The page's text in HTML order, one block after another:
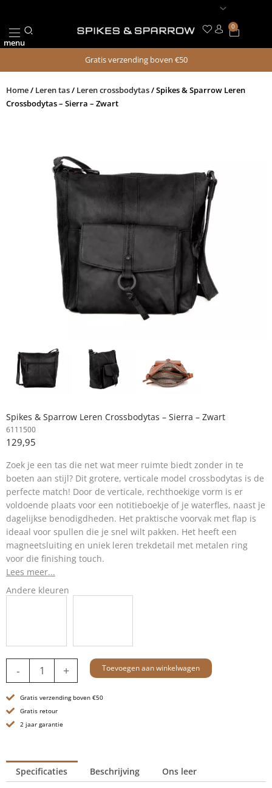
de
inhoud
menu
0
Gratis verzending boven €50
Home/ Leren tas/ Leren crossbodytas/ Spikes & Sparrow Leren
Crossbodytas – Sierra – Zwart
Spikes & Sparrow Leren Crossbodytas – Sierra – Zwart
6111500
129,95
Zoek je een tas die net wat meer ruimte biedt zonder in te
boeten aan stijl? Dit grotere, verticale model crossbodytas is de
perfecte match! Door de verticale, rechthoekige vorm is er
voldoende plaats voor een notitieboekje of je waterfles, naast je
dagelijkse benodigdheden. Het praktische voorvak met flap is
ideaal voor spullen die je snel wilt pakken. Het heeft een
magneetsluiting en uniek leren trekdetail met metalen ring
voor die finishing touch.
Lees meer...
Andere kleuren
-
Crossbodytas
Sierra
-
Zwart
+ Toevoegen aan winkelwagen
Gratis verzending boven €50
Gratis retour
2 jaar garantie
Specificaties Beschrijving Ons leer